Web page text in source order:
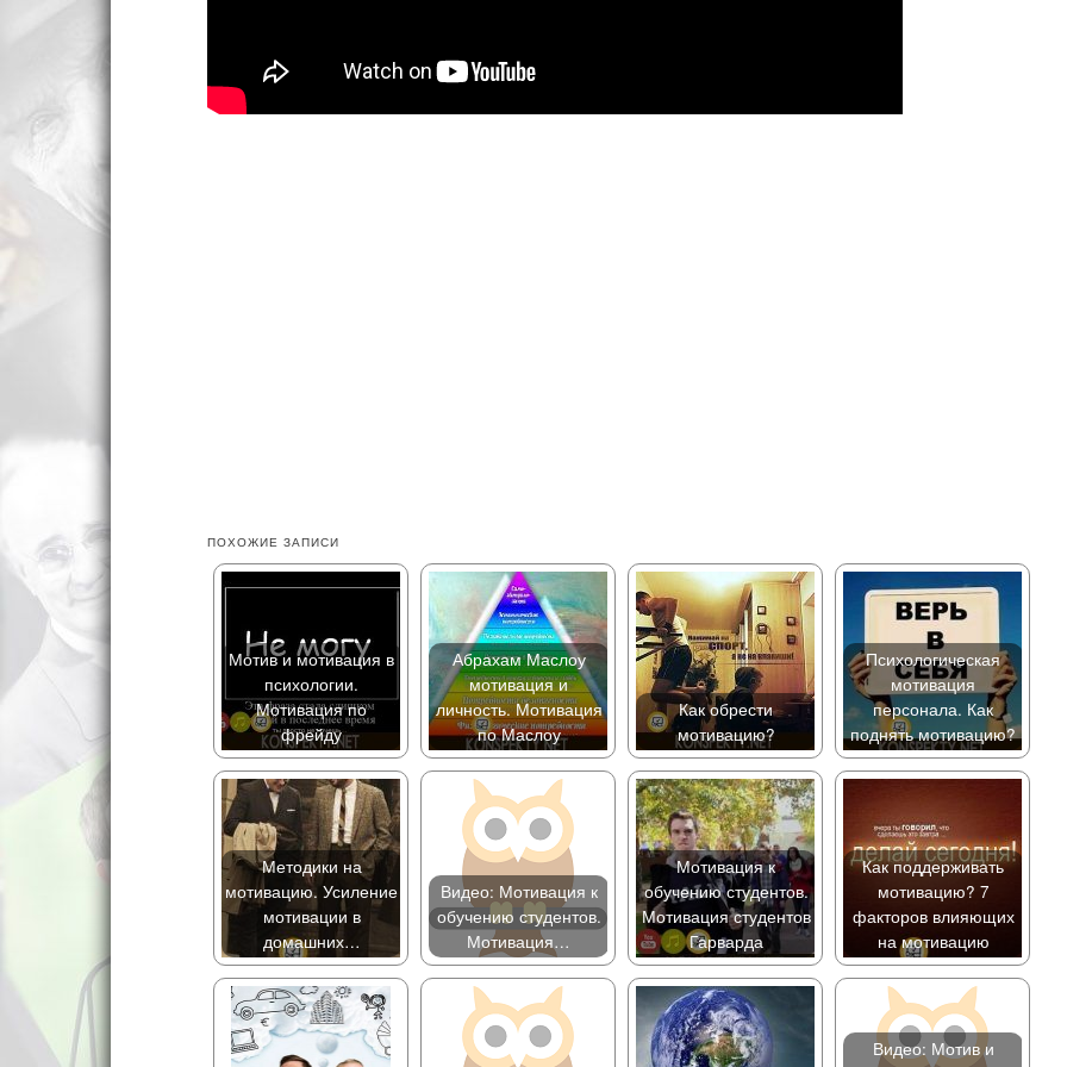
ПОХОЖИЕ ЗАПИСИ
Мотив и мотивация в
психологии.
Мотивация по
фрейду
Абрахам Маслоу
мотивация и
личность. Мотивация
по Маслоу
Как обрести
мотивацию?
Психологическая
мотивация
персонала. Как
поднять мотивацию?
Методики на
мотивацию. Усиление
мотивации в
домашних…
Видео: Мотивация к
обучению студентов.
Мотивация…
Мотивация к
обучению студентов.
Мотивация студентов
Гарварда
Как поддерживать
мотивацию? 7
факторов влияющих
на мотивацию
Видео: Мотив и